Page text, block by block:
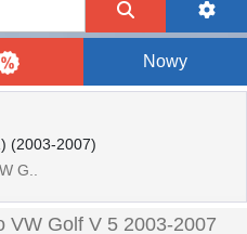
Nowy
(2003-2007)
G..
VW Golf V 5 2003-2007